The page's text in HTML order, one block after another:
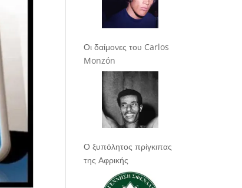
Οι δαίμονες του Carlos
Monzón
Ο ξυπόλητος πρίγκιπας
της Αφρικής